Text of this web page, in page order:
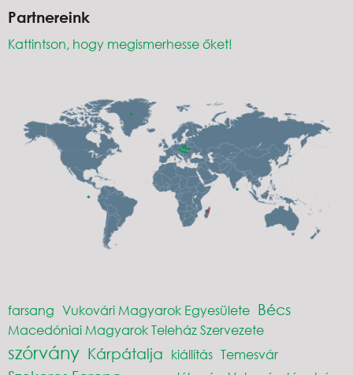
Partnereink
Kattintson, hogy megismerhesse őket!
farsang Vukovári Magyarok Egyesülete Bécs
Macedóniai Magyarok Teleház Szervezete
szórvány Kárpátalja kiállítás Temesvár